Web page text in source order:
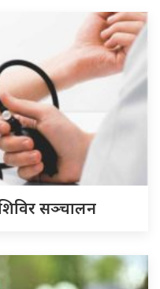
सञ्चालन